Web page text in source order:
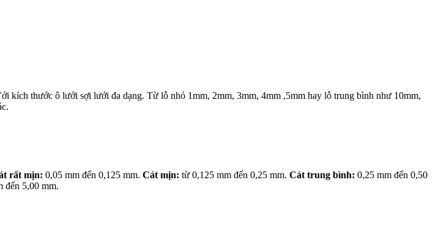
kích thước ô lưới sợi lưới đa dạng. Từ lỗ nhỏ 1mm, 2mm, 3mm, 4mm ,5mm hay lỗ trung bình như 10mm,
rất mịn: 0,05 mm đến 0,125 mm. Cát mịn: từ 0,125 mm đến 0,25 mm. Cát trung bình: 0,25 mm đến 0,50
đến 5,00 mm.